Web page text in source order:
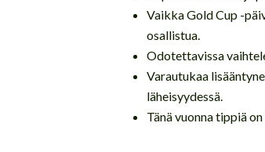
Vaikka Gold Cup -
osallistua.
Odotettavissa
Varautukaa
läheisyydessä.
Tänä vuonna tippiä